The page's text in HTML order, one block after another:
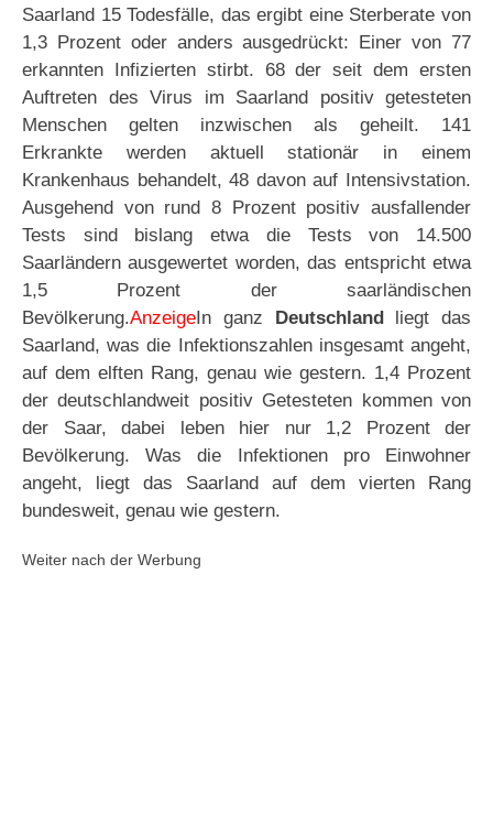
Saarland 15 Todesfälle, das ergibt eine Sterberate von
1,3 Prozent oder anders ausgedrückt: Einer von 77
erkannten Infizierten stirbt. 68 der seit dem ersten
Auftreten des Virus im Saarland positiv getesteten
Menschen gelten inzwischen als geheilt. 141
Erkrankte werden aktuell stationär in einem
Krankenhaus behandelt, 48 davon auf Intensivstation.
Ausgehend von rund 8 Prozent positiv ausfallender
Tests sind bislang etwa die Tests von 14.500
Saarländern ausgewertet worden, das entspricht etwa
1,5 Prozent der saarländischen
Bevölkerung.AnzeigeIn ganz Deutschlandliegt das
Saarland, was die Infektionszahlen insgesamt angeht,
auf dem elften Rang, genau wie gestern. 1,4 Prozent
der deutschlandweit positiv Getesteten kommen von
der Saar, dabei leben hier nur 1,2 Prozent der
Bevölkerung. Was die Infektionen pro Einwohner
angeht, liegt das Saarland auf dem vierten Rang
bundesweit, genau wie gestern.
Weiter nach der Werbung